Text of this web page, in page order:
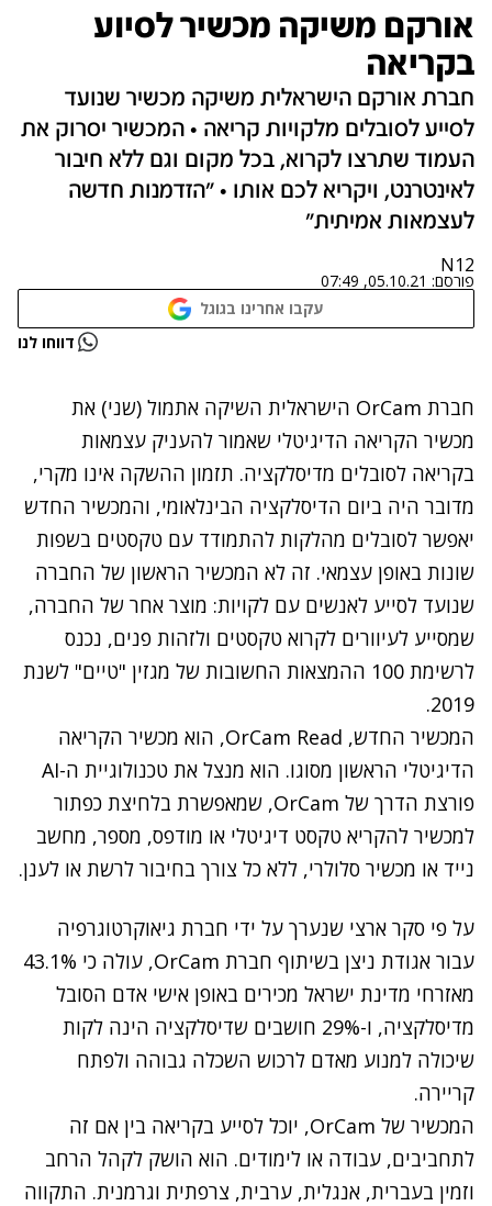
אורקם משיקה מכשיר לסיוע
בקריאה
חברת אורקם הישראלית משיקה מכשיר שנועד
לסייע לסובלים מלקויות קריאה • המכשיר יסרוק את
העמוד שתרצו לקרוא, בכל מקום וגם ללא חיבור
לאינטרנט, ויקריא לכם אותו • "הזדמנות חדשה
לעצמאות אמיתית"
N12
פורסם: 05.10.21, 07:49
עקבו אחרינו בגוגל
נתקלנו בבעיה דווחו לנו
חברת OrCam הישראלית השיקה אתמול (שני) את
מכשיר הקריאה הדיגיטלי שאמור להעניק עצמאות
בקריאה לסובלים מדיסלקציה. תזמון ההשקה אינו מקרי,
מדובר היה ביום הדיסלקציה הבינלאומי, והמכשיר החדש
יאפשר לסובלים מהלקות להתמודד עם טקסטים בשפות
שונות באופן עצמאי. זה לא המכשיר הראשון של החברה
שנועד לסייע לאנשים עם לקויות: מוצר אחר של החברה,
שמסייע לעיוורים לקרוא טקסטים ולזהות פנים, נכנס
לרשימת 100 ההמצאות החשובות
של מגזין "טיים" לשנת
2019.
המכשיר החדש, OrCam Read, הוא מכשיר הקריאה
הדיגיטלי הראשון מסוגו. הוא מנצל את טכנולוגיית ה-AI
פורצת הדרך של OrCam, שמאפשרת בלחיצת כפתור
למכשיר להקריא טקסט דיגיטלי או מודפס, מספר, מחשב
נייד או מכשיר סלולרי, ללא כל צורך בחיבור לרשת או לענן.
נתקלנו בבעיה
נסה שוב
על פי סקר ארצי שנערך על ידי חברת גיאוקרטוגרפיה
עבור אגודת ניצן בשיתוף חברת OrCam, עולה כי 43.1%
מאזרחי מדינת ישראל מכירים באופן אישי אדם הסובל
מדיסלקציה, ו-29% חושבים שדיסלקציה הינה לקות
שיכולה למנוע מאדם לרכוש השכלה גבוהה ולפתח
קריירה.
המכשיר של OrCam, יוכל לסייע בקריאה בין אם זה
לתחביבים, עבודה או לימודים. הוא הושק לקהל הרחב
וזמין בעברית, אנגלית, ערבית, צרפתית וגרמנית. התקווה